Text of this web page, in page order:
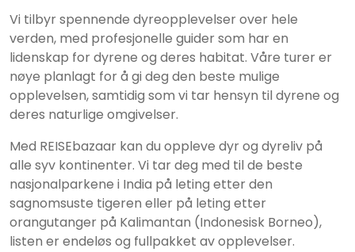
Vi tilbyr spennende dyreopplevelser over hele
verden, med profesjonelle guider som har en
lidenskap for dyrene og deres habitat. Våre turer er
nøye planlagt for å gi deg den beste mulige
opplevelsen, samtidig som vi tar hensyn til dyrene og
deres naturlige omgivelser.
Med REISEbazaar kan du oppleve dyr og dyreliv på
alle syv kontinenter. Vi tar deg med til de beste
nasjonalparkene i India på leting etter den
sagnomsuste tigeren eller på leting etter
orangutanger på Kalimantan (Indonesisk Borneo),
listen er endeløs og fullpakket av opplevelser.